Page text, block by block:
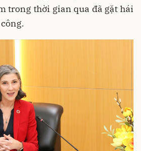
trong thời gian qua đã gặt hái